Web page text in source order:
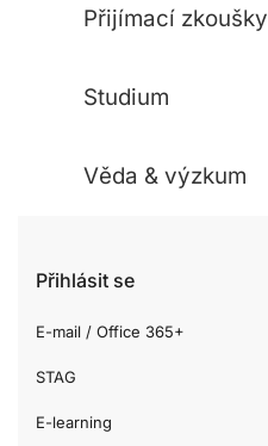
Přijímací zkoušky
Studium
Věda & výzkum
Přihlásit se
E-mail / Office 365+
STAG
E-learning